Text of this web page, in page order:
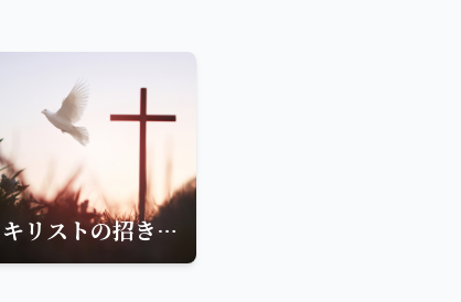
キリストの招き-信仰と平和の聖句